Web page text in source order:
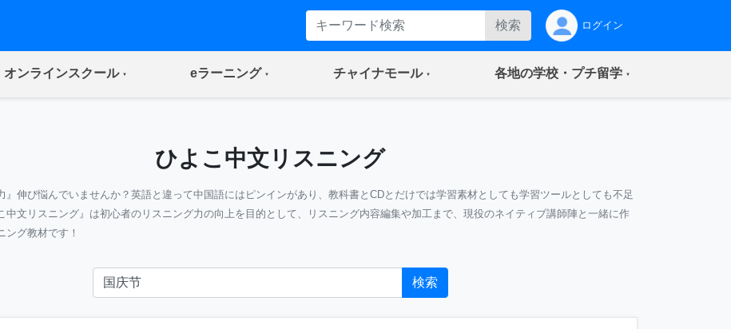
検索 ログイン
オンラインスクール(current) eラーニング(current) チャイナモール(current) 各地の学校・プチ留学(current)
ひよこ中文リスニング
』伸び悩んでいませんか？英語と違って中国語にはピンインがあり、教科書とCDとだけでは学習素材としても学習ツールとしても不足
中文リスニング』は初心者のリスニング力の向上を目的として、リスニング内容編集や加工まで、現役のネイティブ講師陣と一緒に作
ング教材です！
検索